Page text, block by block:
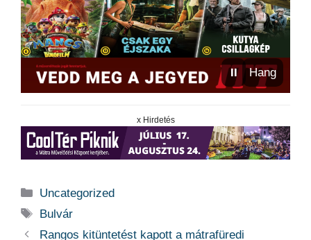
⏸ Hang
x Hirdetés
Kategória
Uncategorized
Címkék
Bulvár
Rangos kitüntetést kapott a mátrafüredi